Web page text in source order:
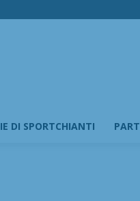
DI SPORTCHIANTI